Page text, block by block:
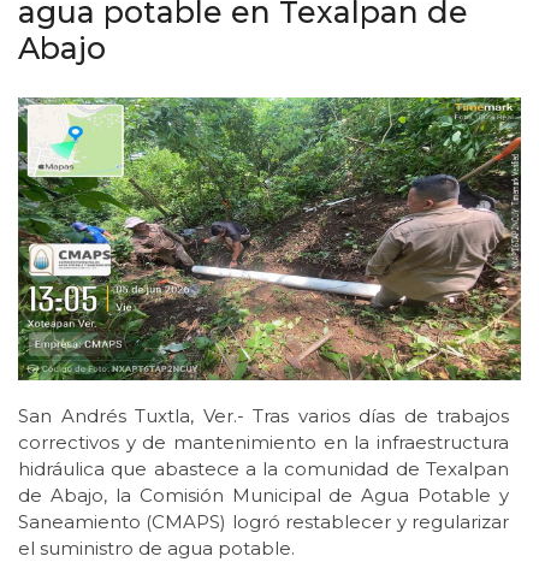
agua potable en Texalpan de
Abajo
San Andrés Tuxtla, Ver.- Tras varios días de trabajos
correctivos y de mantenimiento en la infraestructura
hidráulica que abastece a la comunidad de Texalpan
de Abajo, la Comisión Municipal de Agua Potable y
Saneamiento (CMAPS) logró restablecer y regularizar
el suministro de agua potable.